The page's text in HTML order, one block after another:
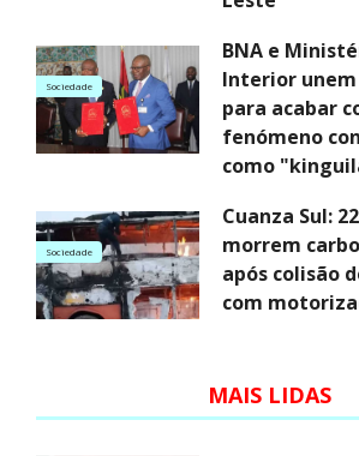
Sociedade
BNA e
Interior
para acabar
fenómeno
como
Sociedade
Cuanza Sul:
morrem
após colisão
com
MAIS LIDAS